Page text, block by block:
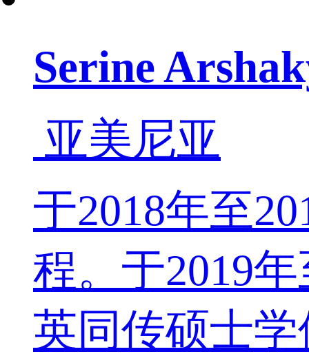
Serine
亚美尼亚
于2018年至
程。于2019
英同传硕士